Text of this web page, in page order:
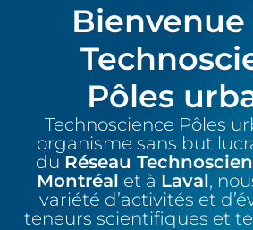
Bienvenue
Pôles
Technoscience Pôles
organisme sans but
du Réseau
Montréal et à Laval,
variété d’activités et
teneurs scientifiques et